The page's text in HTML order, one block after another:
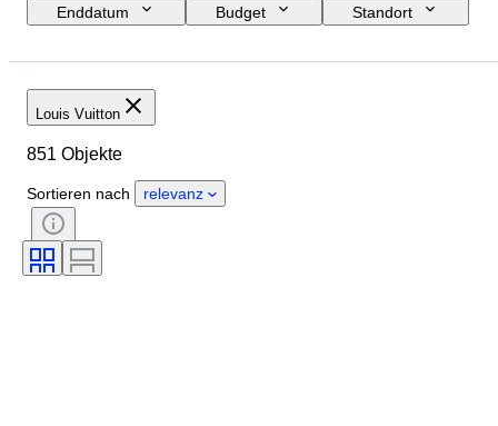
Enddatum
Budget
Standort
Herkunftsland
Zustand
Muster
Modell
Louis Vuitton
851 Objekte
Sortieren nach relevanz